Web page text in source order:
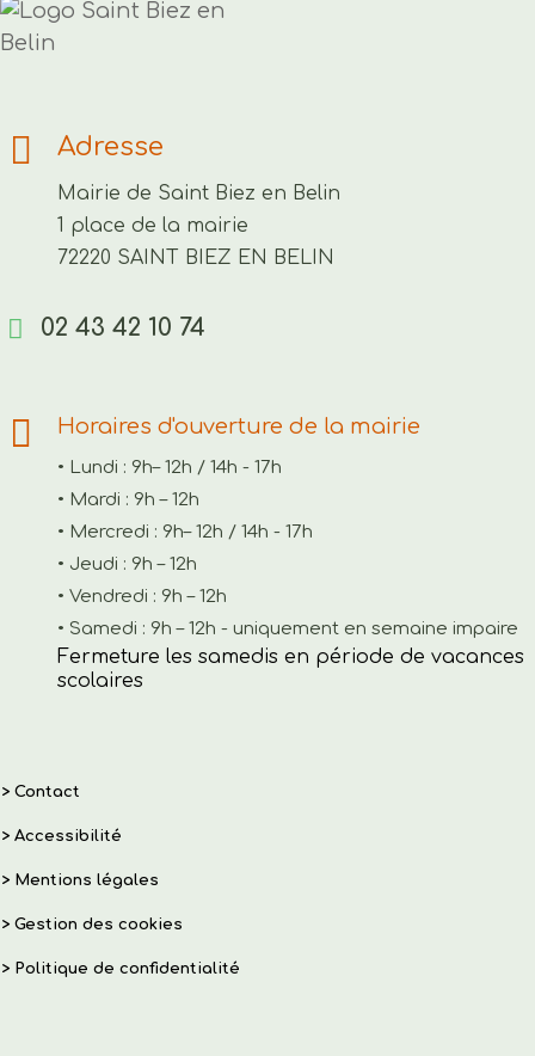
Adresse
Mairie de Saint Biez en Belin
1 place de la mairie
72220 SAINT BIEZ EN BELIN
02 43 42 10 74
Horaires d'ouverture de la mairie
• Lundi : 9h– 12h / 14h - 17h
• Mardi : 9h – 12h
• Mercredi : 9h– 12h / 14h - 17h
• Jeudi : 9h – 12h
• Vendredi : 9h – 12h
• Samedi : 9h – 12h - uniquement en semaine impaire
Fermeture les samedis en période de vacances
scolaires
> Contact
> Accessibilité
> Mentions légales
> Gestion des cookies
> Politique de confidentialité